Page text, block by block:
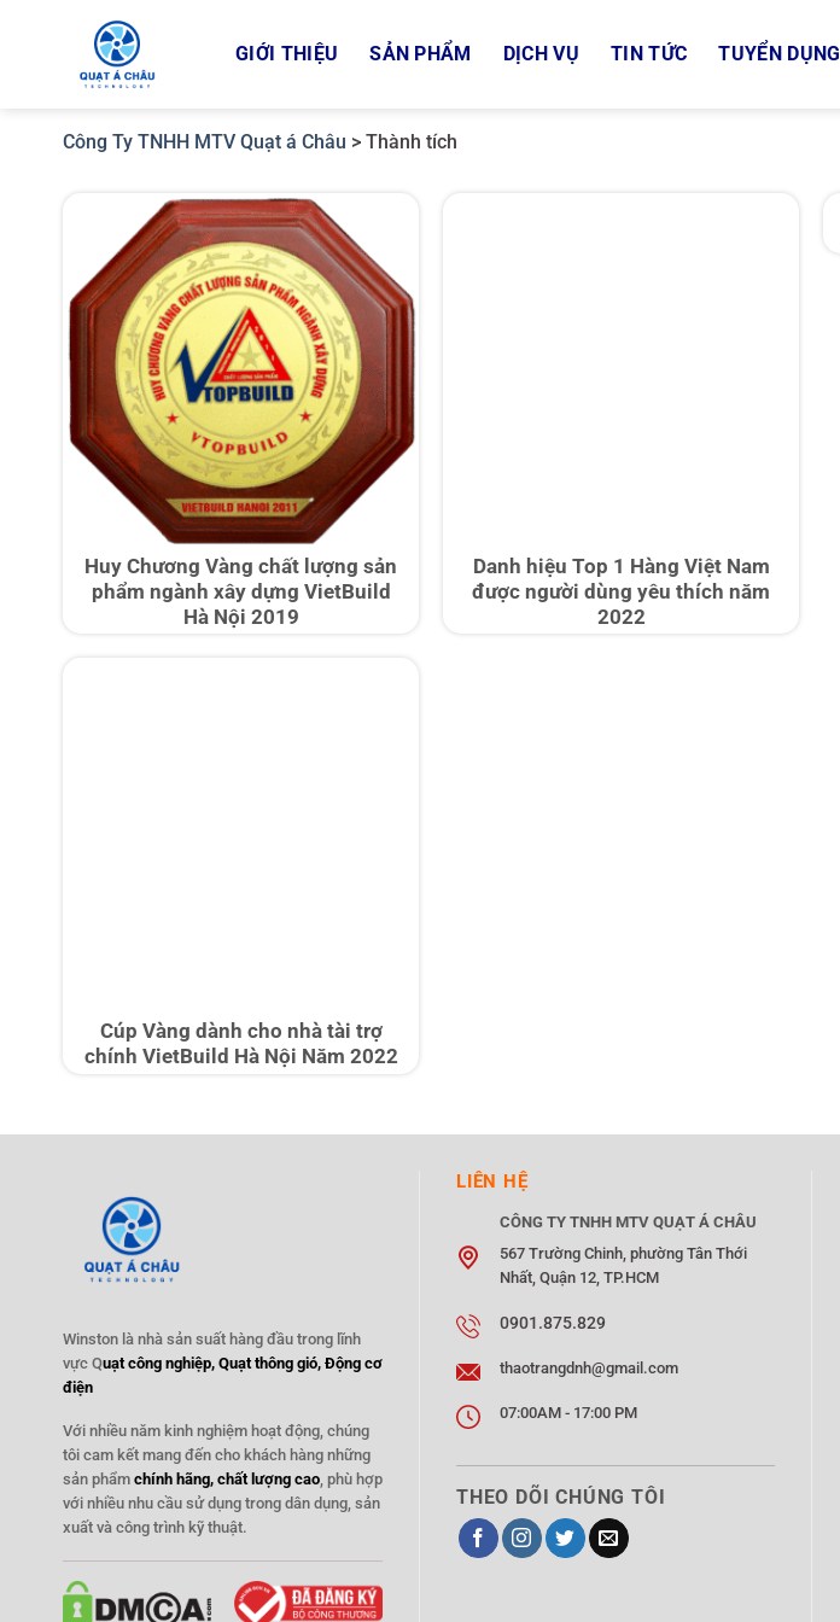
GIỚI THIỆU SẢN PHẨM DỊCH VỤ TIN TỨC TUYỂN DỤNG
Công Ty TNHH MTV Quạt á Châu > Thành tích
Huy Chương Vàng chất lượng sản
phẩm ngành xây dựng VietBuild
Hà Nội 2019
Danh hiệu Top 1 Hàng Việt Nam
được người dùng yêu thích năm
2022
Cúp Vàng dành cho nhà tài trợ
chính VietBuild Hà Nội Năm 2022
Winston là nhà sản suất hàng đầu trong lĩnh
vực Quạt công nghiệp, Quạt thông gió, Động cơ
điện
Với nhiều năm kinh nghiệm hoạt động, chúng
tôi cam kết mang đến cho khách hàng những
sản phẩm chính hãng, chất lượng cao, phù hợp
với nhiều nhu cầu sử dụng trong dân dụng, sản
xuất và công trình kỹ thuật.
LIÊN HỆ
CÔNG TY TNHH MTV QUẠT Á CHÂU
567 Trường Chinh, phường Tân Thới
Nhất, Quận 12, TP.HCM
0901.875.829
thaotrangdnh@gmail.com
07:00AM - 17:00 PM
THEO DÕI CHÚNG TÔI